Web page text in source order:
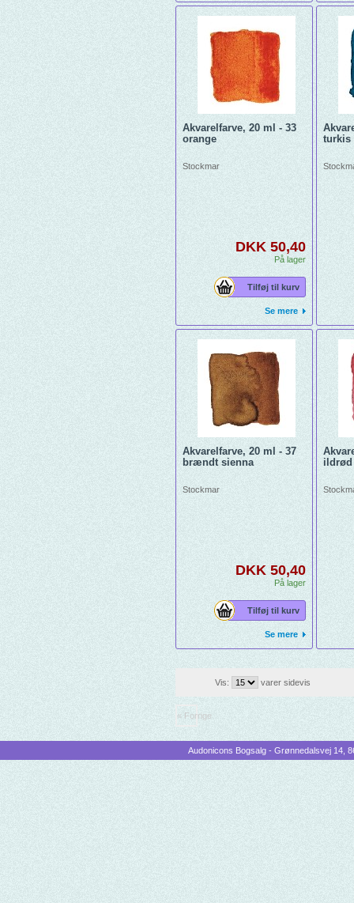
Akvarelfarve, 20 ml - 33
orange
Stockmar
DKK 50,40
På lager
Tilføj til kurv
Se mere
turkis
Akvarelfarve, 20 ml - 37
brændt sienna
Stockmar
DKK 50,40
På lager
Tilføj til kurv
Se mere
ildrød
Vis: varer sidevis
« Forrige
Audonicons Bogsalg - Grønnedalsvej 14,